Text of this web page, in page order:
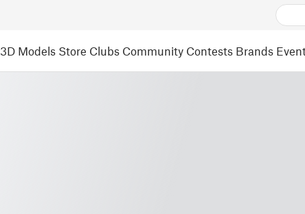
3D Models Store Clubs Community Contests Brands